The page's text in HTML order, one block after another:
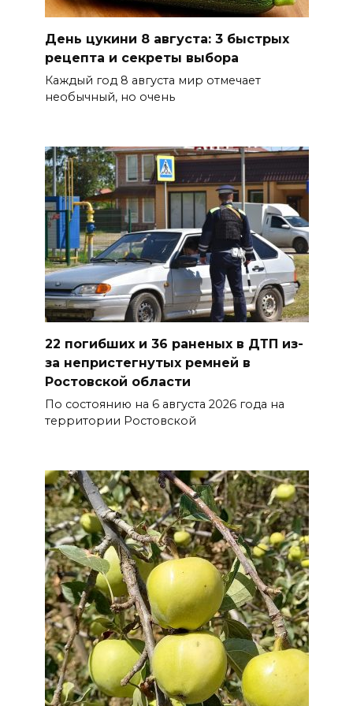
техногенных пожаров и 30
возгораний растительности
предупреждение из-за
высокого риска пожаров
08 августа 2026 09:32
Утром над акваторией
Азовского моря сбили
вражеские БПЛА
08 августа 2026 09:29
Аномальная жара до +40 °C
накроет Ростов-на-Дону 8
августа
08 августа 2026 09:23
ПВО перехвачены и
уничтожены 397 украинских
беспилотников
08 августа 2026 09:19
Более 30 БПЛА сбили ночью в
пяти районах Ростовской
области
07 августа 2026 23:00
Дабы счастье семейное
День цукини 8 августа: 3 быстрых
рецепта и секреты выбора
Каждый год 8 августа мир отмечает
необычный, но очень
22 погибших и 36 раненых в ДТП из-
за непристегнутых ремней в
Ростовской области
По состоянию на 6 августа 2026 года на
территории Ростовской